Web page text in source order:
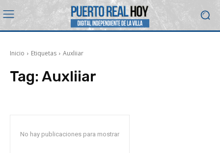
Inicio Etiquetas Auxliiar
Tag: Auxliiar
No hay publicaciones para mostrar